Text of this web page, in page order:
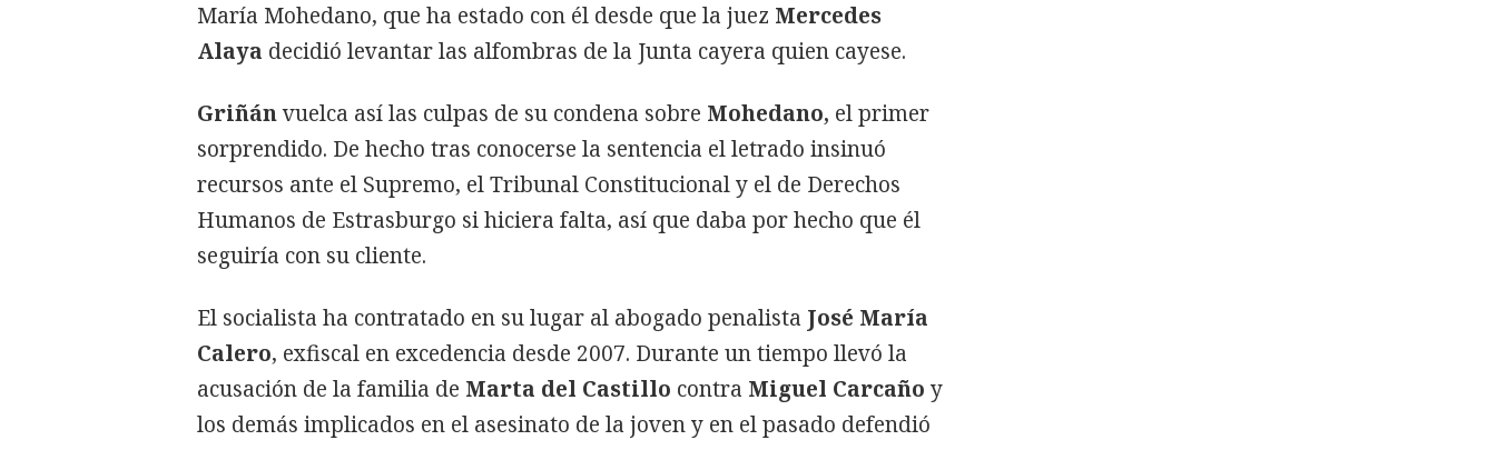
María Mohedano, que ha estado con él desde que la juez Mercedes
Alaya decidió levantar las alfombras de la Junta cayera quien cayese.
Griñánvuelca así las culpas de su condena sobre Mohedano, el primer
sorprendido. De hecho tras conocerse la sentencia el letrado insinuó
recursos ante el Supremo, el Tribunal Constitucional y el de Derechos
Humanos de Estrasburgo si hiciera falta, así que daba por hecho que él
seguiría con su cliente.
El socialista ha contratado en su lugar al abogado penalista José María
Calero, exfiscal en excedencia desde 2007. Durante un tiempo llevó la
acusación de la familia de Marta del Castillo contra Miguel Carcaño y
los demás implicados en el asesinato de la joven y en el pasado defendió